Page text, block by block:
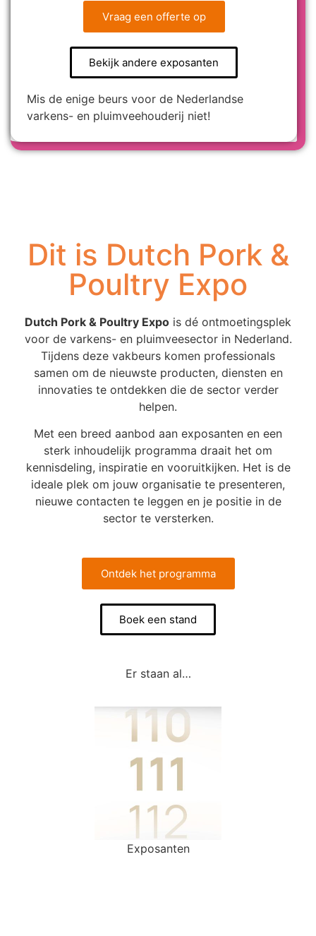
Vraag een offerte op
Bekijk andere exposanten
Mis de enige beurs voor de Nederlandse
varkens- en pluimveehouderij niet!
Dit is Dutch Pork &
Poultry Expo
Dutch Pork & Poultry Expo is dé ontmoetingsplek
voor de varkens- en pluimveesector in Nederland.
Tijdens deze vakbeurs komen professionals
samen om de nieuwste producten, diensten en
innovaties te ontdekken die de sector verder
helpen.
Met een breed aanbod aan exposanten en een
sterk inhoudelijk programma draait het om
kennisdeling, inspiratie en vooruitkijken. Het is de
ideale plek om jouw organisatie te presenteren,
nieuwe contacten te leggen en je positie in de
sector te versterken.
Ontdek het programma
Boek een stand
Er staan al…
Exposanten